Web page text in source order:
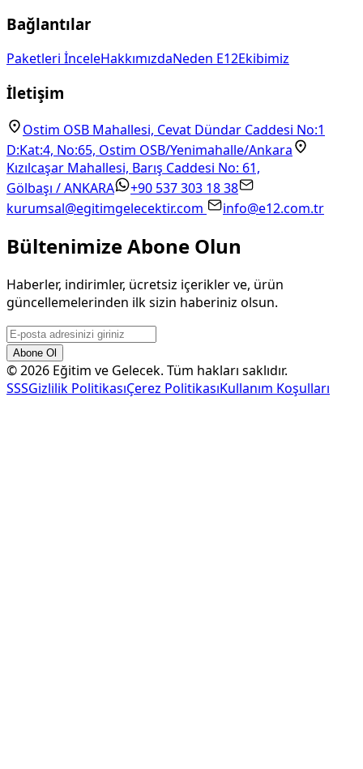
Bağlantılar
Paketleri İnceleHakkımızdaNeden E12Ekibimiz
İletişim
Ostim OSB Mahallesi, Cevat Dündar Caddesi No:1
D:Kat:4, No:65, Ostim OSB/Yenimahalle/Ankara
Kızılcaşar Mahallesi, Barış Caddesi No: 61,
Gölbaşı / ANKARA
+90 537 303 18 38
kurumsal@egitimgelecektir.com
info@e12.com.tr
Bültenimize Abone Olun
Haberler, indirimler, ücretsiz içerikler ve, ürün
güncellemelerinden ilk sizin haberiniz olsun.
Abone Ol
©2026 Eğitim ve Gelecek. Tüm hakları saklıdır.
SSSGizlilik PolitikasıÇerez PolitikasıKullanım Koşulları